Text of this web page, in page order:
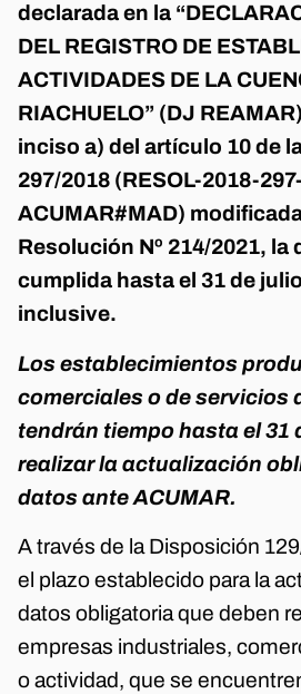
declarada en la
DEL REGISTRO DE
ACTIVIDADES DE LA
RIACHUELO” (DJ
inciso a) del artículo 10 de
297/2018 (RESOL-2018-
ACUMAR#MAD)
Resolución Nº 214/2021, la
cumplida hasta el 31 de
inclusive.
Los establecimientos
comerciales o de servicios
tendrán tiempo hasta el 31
realizar la actualización
datos ante ACUMAR.
A través de la Disposición
el plazo establecido para la
datos obligatoria que deben
empresas industriales,
o actividad, que se